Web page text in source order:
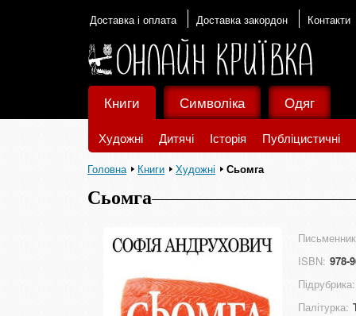
Доставка і оплата Доставка закордон Контакти
Книги
Художні Дитячі Історія Публіцистичні
Символіка Одяг
Головна Книги Художні Сьомга
Сьомга
ISBN: 978-
Підрубрика:
Палітурка: